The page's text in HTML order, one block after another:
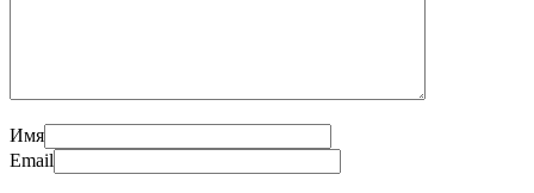
Имя
Email